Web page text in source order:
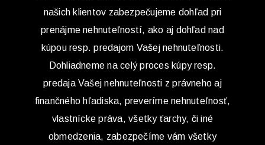
našich klientov zabezpečujeme dohľad pri
prenájme nehnuteľností, ako aj dohľad nad
kúpou resp. predajom Vašej nehnuteľnosti.
Dohliadneme na celý proces kúpy resp.
predaja Vašej nehnuteľnosti z právneho aj
finančného hľadiska, preveríme nehnuteľnosť,
vlastnícke práva, všetky ťarchy, či iné
obmedzenia, zabezpečíme vám všetky